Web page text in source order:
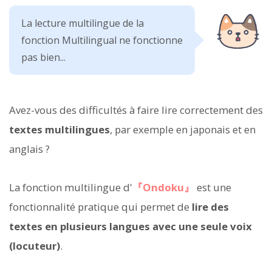
La lecture multilingue de la
fonction Multilingual ne fonctionne
pas bien...
Avez-vous des difficultés à faire lire correctement des
textes multilingues, par exemple en japonais et en
anglais ?
La fonction multilingue d' 『Ondoku』 est une
fonctionnalité pratique qui permet de lire des
textes en plusieurs langues avec une seule voix
(locuteur).